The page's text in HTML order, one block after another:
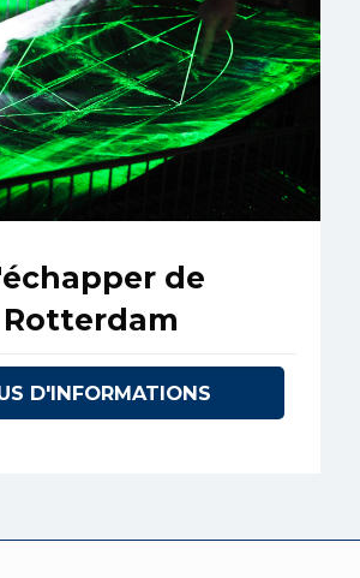
de
Rotterdam
D'INFORMATIONS